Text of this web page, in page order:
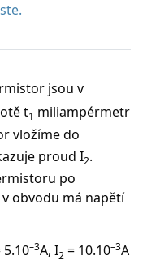
jsou v
t1 miliampérmetr
vložíme do
proud I2.
po
obvodu má napětí
5.10–3A, I2 = 10.10–3A